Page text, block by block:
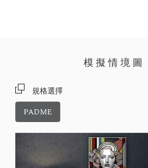
模擬情境圖
規格選擇
PADME